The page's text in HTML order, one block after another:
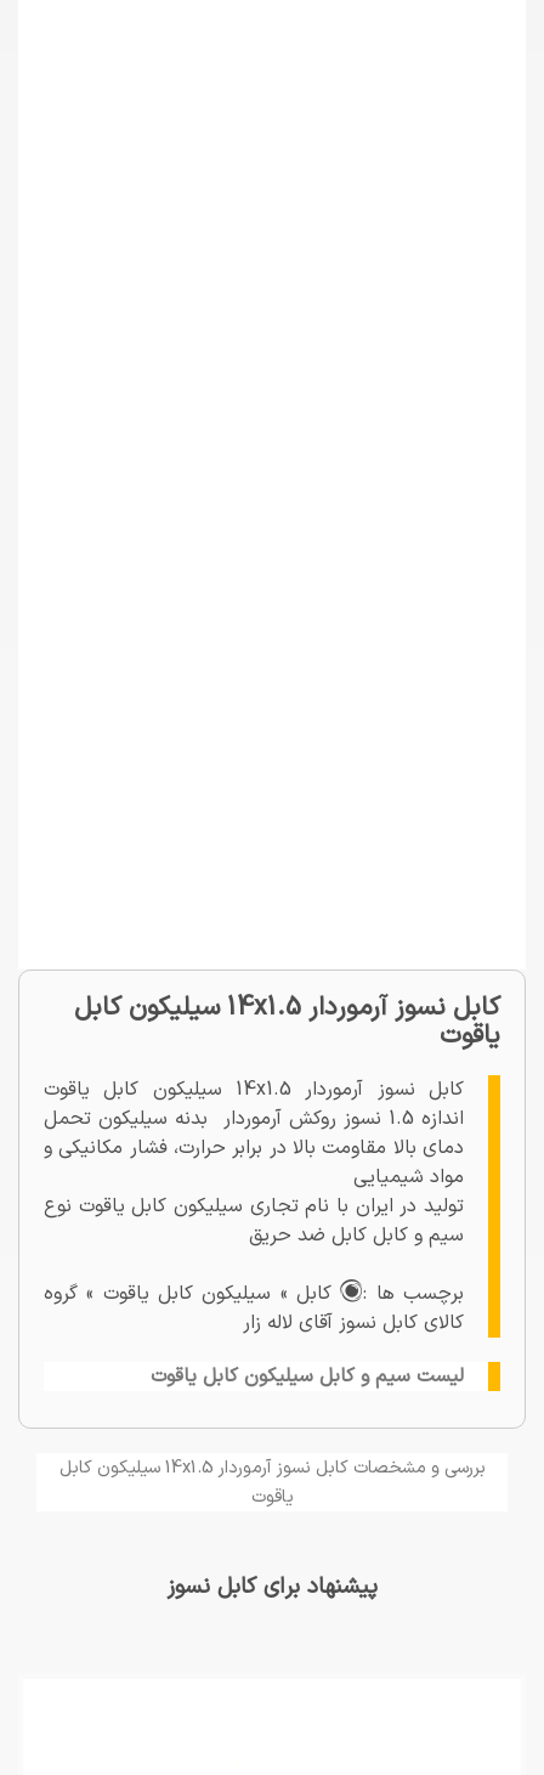
کابل نسوز آرموردار 14x1.5 سیلیکون کابل
یاقوت
کابل نسوز آرموردار 14x1.5 سیلیکون کابل یاقوت
اندازه 1.5 نسوز روکش آرموردار بدنه سیلیکون تحمل
دمای بالا مقاومت بالا در برابر حرارت، فشار مکانیکی و
مواد شیمیایی
تولید در ایران با نام تجاری سیلیکون کابل یاقوت نوع
سیم و کابل کابل ضد حریق
برچسب ها :
کابل » سیلیکون کابل یاقوت » گروه
کالای کابل نسوز آقای لاله زار
لیست سیم و کابل سیلیکون کابل یاقوت
بررسی و مشخصات کابل نسوز آرموردار 14x1.5 سیلیکون کابل
یاقوت
پیشنهاد برای کابل نسوز